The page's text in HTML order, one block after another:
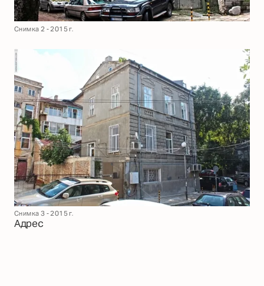
Снимка 2 - 2015 г.
Снимка 3 - 2015 г.
Адрес